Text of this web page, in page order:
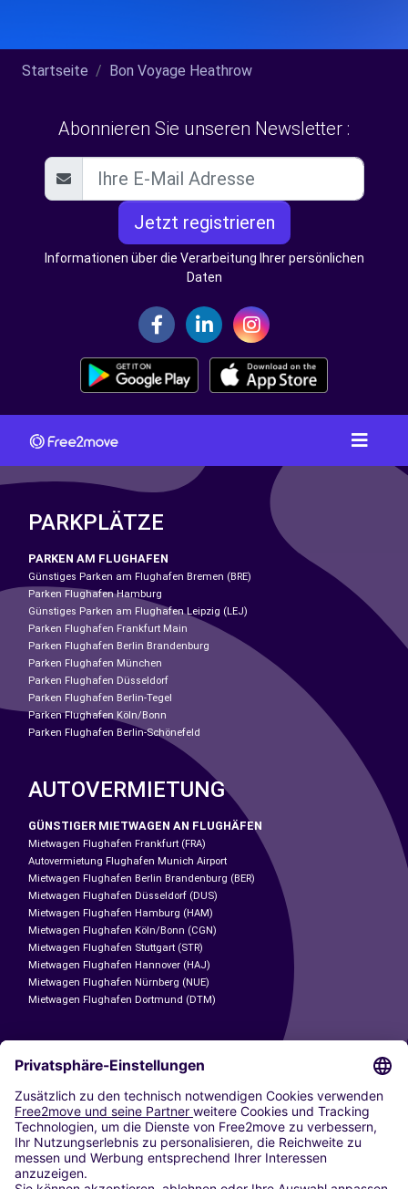
Startseite Bon Voyage Heathrow
Abonnieren Sie unseren Newsletter :
Jetzt registrieren
Informationen über die Verarbeitung Ihrer persönlichen
Daten
PARKPLÄTZE
PARKEN AM FLUGHAFEN
Günstiges Parken am Flughafen Bremen (BRE)
Parken Flughafen Hamburg
Günstiges Parken am Flughafen Leipzig (LEJ)
Parken Flughafen Frankfurt Main
Parken Flughafen Berlin Brandenburg
Parken Flughafen München
Parken Flughafen Düsseldorf
Parken Flughafen Berlin-Tegel
Parken Flughafen Köln/Bonn
Parken Flughafen Berlin-Schönefeld
AUTOVERMIETUNG
GÜNSTIGER MIETWAGEN AN FLUGHÄFEN
Mietwagen Flughafen Frankfurt (FRA)
Autovermietung Flughafen Munich Airport
Mietwagen Flughafen Berlin Brandenburg (BER)
Mietwagen Flughafen Düsseldorf (DUS)
Mietwagen Flughafen Hamburg (HAM)
Mietwagen Flughafen Köln/Bonn (CGN)
Mietwagen Flughafen Stuttgart (STR)
Mietwagen Flughafen Hannover (HAJ)
Mietwagen Flughafen Nürnberg (NUE)
Mietwagen Flughafen Dortmund (DTM)
CARSHARING
UNSERE STÄDTE
Paris
Madrid
Washington DC
Mailand
Rom